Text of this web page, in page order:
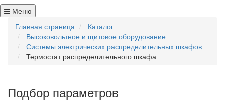
Меню
Главная страница
Каталог
Высоковольтное и щитовое оборудование
Системы электрических распределительных шкафов
Термостат распределительного шкафа
Подбор параметров